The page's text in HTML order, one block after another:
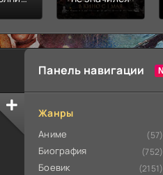
Панель навигации
Жанры
Аниме (57)
Биография (752)
Боевик (2151)